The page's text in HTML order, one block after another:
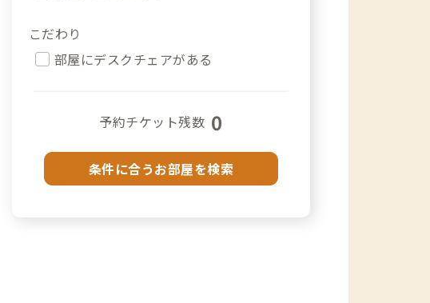
こだわり
部屋にデスクチェアがある
予約チケット残数 0
条件に合うお部屋を検索